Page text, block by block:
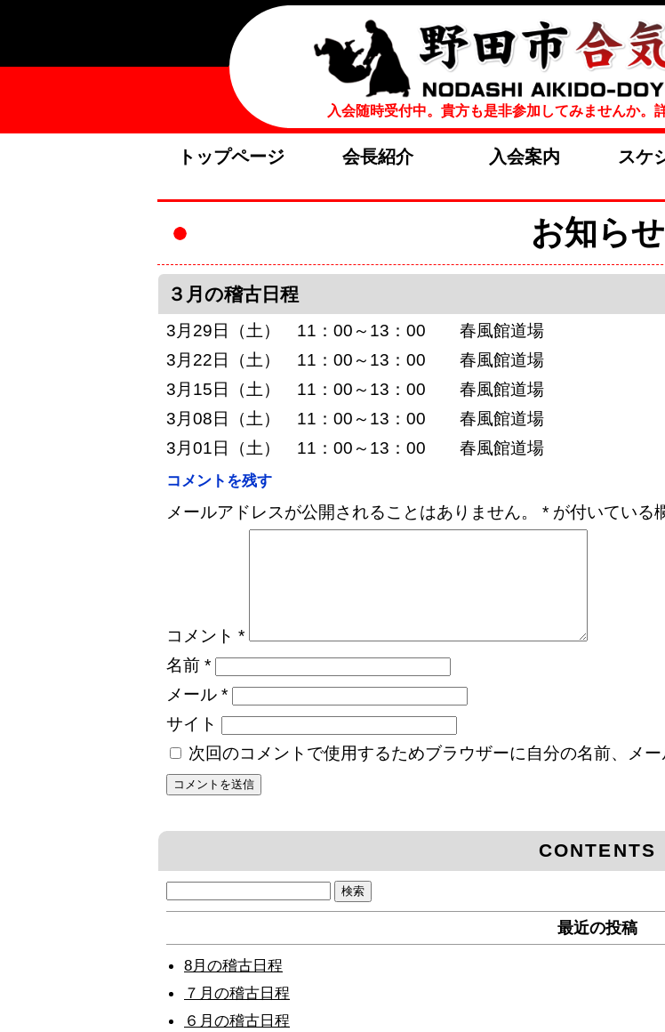
入会随時受付中。貴方も是非参加してみませんか。
トップページ 会長紹介 入会案内 スケ
お知らせ
３月の稽古日程
3月29日（土） 11：00～13：00 春風館道場
3月22日（土） 11：00～13：00 春風館道場
3月15日（土） 11：00～13：00 春風館道場
3月08日（土） 11：00～13：00 春風館道場
3月01日（土） 11：00～13：00 春風館道場
コメントを残す
メールアドレスが公開されることはありません。 * が付いている
コメント *
名前 *
メール *
サイト
次回のコメントで使用するためブラウザーに自分の名前、メー
CONTENTS
索:
最近の投稿
8月の稽古日程
７月の稽古日程
６月の稽古日程